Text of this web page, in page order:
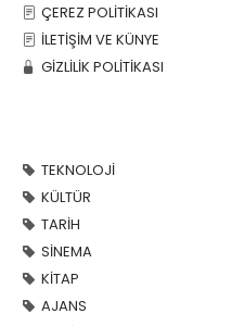
ÇEREZ POLİTİKASI
İLETİŞİM VE KÜNYE
GİZLİLİK POLİTİKASI
TEKNOLOJİ
KÜLTÜR
TARİH
SİNEMA
KİTAP
AJANS